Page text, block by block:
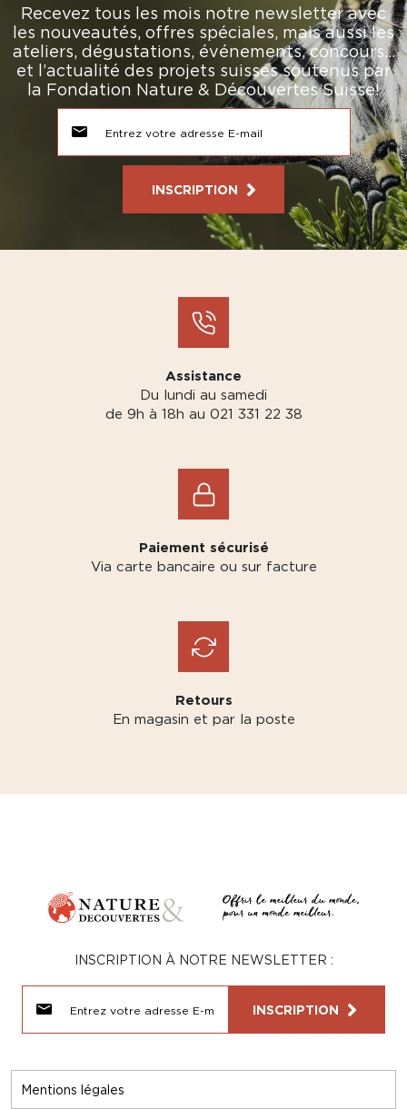
Recevez tous les mois notre newsletter avec
les nouveautés, offres spéciales, mais aussi les
ateliers, dégustations, événements, concours…
et l’actualité des projets suisses soutenus par
la Fondation Nature & Découvertes Suisse!
INSCRIPTION
Assistance
Du lundi au samedi
de 9h à 18h au 021 331 22 38
Paiement sécurisé
Via carte bancaire ou sur facture
Retours
En magasin et par la poste
Mentions légales
INSCRIPTION À NOTRE NEWSLETTER :
INSCRIPTION